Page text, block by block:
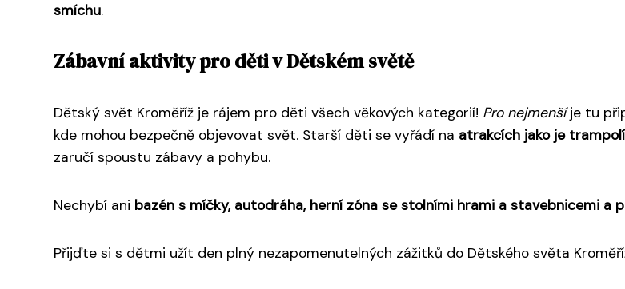
smíchu.
Zábavní aktivity pro děti v Dětském světě
Dětský svět Kroměříž je rájem pro děti všech věkových kategorií! Pro nejmenšíje tu
kde mohou bezpečně objevovat svět. Starší děti se vyřádí na atrakcích jako je
zaručí spoustu zábavy a pohybu.
Nechybí ani bazén s míčky, autodráha, herní zóna se stolními hrami a stavebnicemi a
Přijďte si s dětmi užít den plný nezapomenutelných zážitků do Dětského světa